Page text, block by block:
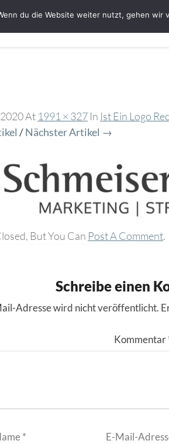
Startseite
At 1991 × 327 In Ist Ein Logo
/Nächster Artikel →
But You Can Post A Comment.
Schreibe einen
Adresse wird nicht veröffentlicht.
Kommentar
* E-Mail-
du die Website weiter nutzt, gehen wir